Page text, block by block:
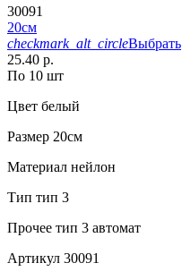
30091
20см
checkmark_alt_circleВыбрать
25.40 р.
По 10 шт
Цвет белый
Размер 20см
Материал нейлон
Тип тип 3
Прочее тип 3 автомат
Артикул 30091